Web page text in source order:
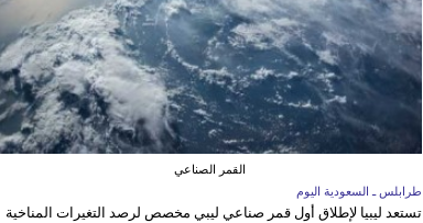
القمر الصناعي
طرابلس ـ السعودية اليوم
تستعد ليبيا لإطلاق أول قمر صناعي ليبي مخصص لرصد التغيرات المناخية